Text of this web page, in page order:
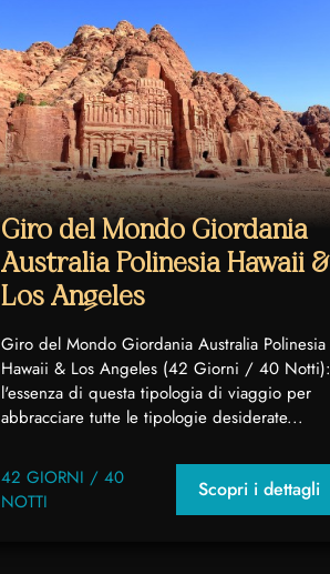
Giro del Mondo Giordania
Australia Polinesia Hawaii &
Los Angeles
Giro del Mondo Giordania Australia Polinesia
Hawaii & Los Angeles (42 Giorni / 40 Notti):
l'essenza di questa tipologia di viaggio per
abbracciare tutte le tipologie desiderate...
42 GIORNI / 40
NOTTI
Scopri i dettagli